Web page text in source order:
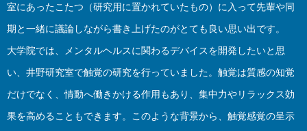
室にあったこたつ（研究用に置かれていたもの）に入って先輩や同
期と一緒に議論しながら書き上げたのがとても良い思い出です。
大学院では、メンタルヘルスに関わるデバイスを開発したいと思
い、井野研究室で触覚の研究を行っていました。触覚は質感の知覚
だけでなく、情動へ働きかける作用もあり、集中力やリラックス効
果を高めることもできます。このような背景から、触覚感覚の呈示